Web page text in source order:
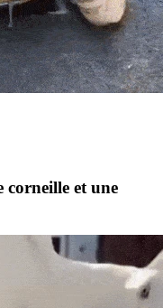
corneille et une